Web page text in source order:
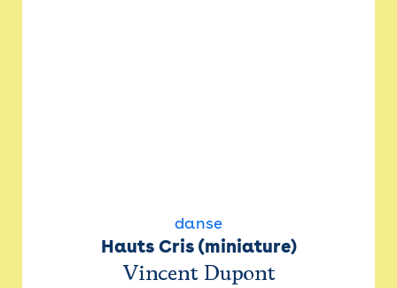
danse
Hauts Cris (miniature)
Vincent Dupont